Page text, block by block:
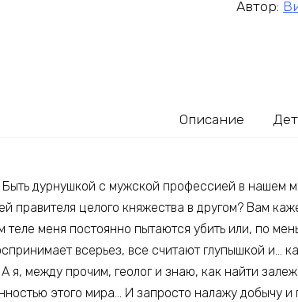
Автор:
Описание
Быть дурнушкой с мужской профессией в нашем
правителя целого княжества в другом? Вам
теле меня постоянно пытаются убить или, по
всерьез, все считают глупышкой и…
я, между прочим, геолог и знаю, как найти
этого мира… И запросто налажу добычу и